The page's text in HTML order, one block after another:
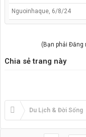
Nguoinhaque, 6/8/24
(Bạn phải Đăng
Chia sẻ trang này
Du Lịch & Đời Sống